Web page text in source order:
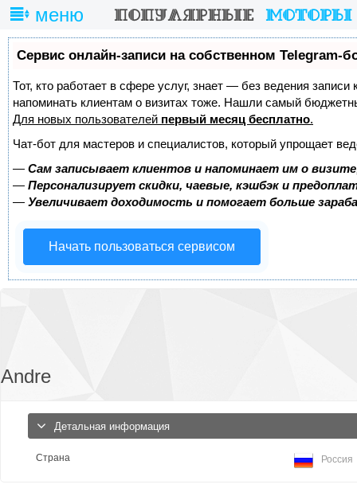
меню
Сервис онлайн-записи на собственном Telegram-
Тот, кто работает в сфере услуг, знает — без ведения
напоминать клиентам о визитах тоже. Нашли самый
Для новых пользователей первый месяц бесплатно.
Чат-бот для мастеров и специалистов, который упрощает
— Сам записывает клиентов и напоминает им о
— Персонализирует скидки, чаевые, кэшбэк и
— Увеличивает доходимость и помогает больше
Начать пользоваться сервисом
Andre
Детальная информация
Страна Россия